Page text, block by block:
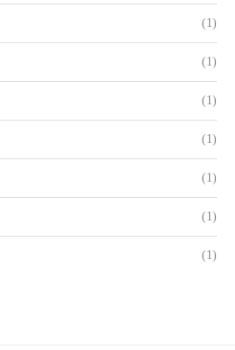
(1)
(1)
(1)
(1)
(1)
(1)
(1)